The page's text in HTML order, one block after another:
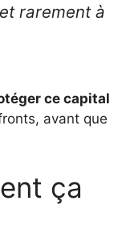
rarement à
ce capital
avant que
ça